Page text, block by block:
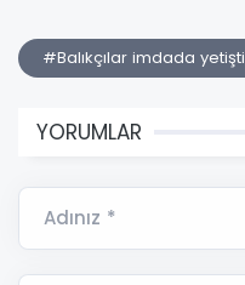
#Balıkçılar imdada yetişti
YORUMLAR
Adınız *